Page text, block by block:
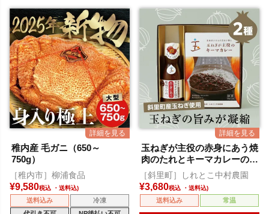
稚内産 毛ガニ（650～
750g）
［稚内市］柳浦食品
¥9,580税込
送料込み
冷凍
玉ねぎが主役の赤身にあう焼
肉のたれとキーマカレーのセ
ット
［斜里町］しれとこ中村農園
¥3,680税込
送料込み 常温